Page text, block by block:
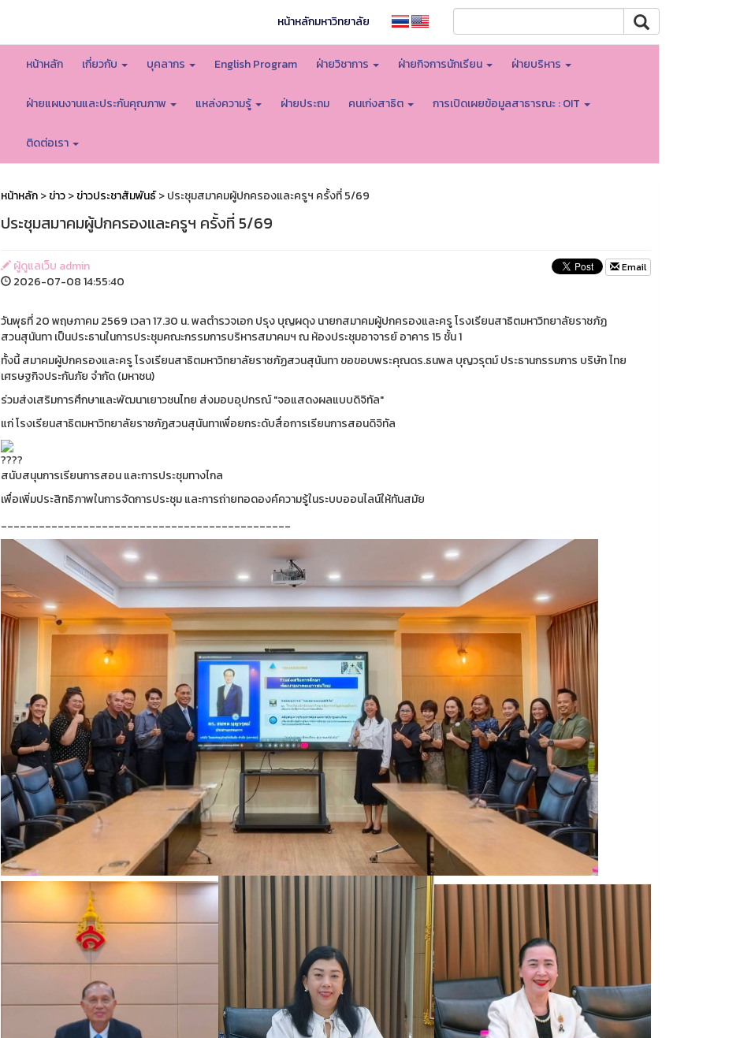
หน้าหลักมหาวิทยาลัย
หน้าหลัก เกี่ยวกับ บุคลากร English Program ฝ่ายวิชาการ ฝ่ายกิจการนักเรียน ฝ่ายบริหาร
ฝ่ายแผนงานและประกันคุณภาพ แหล่งความรู้ ฝ่ายประถม คนเก่งสาธิต การเปิดเผยข้อมูลสาธารณะ : OIT
ติดต่อเรา
หน้าหลัก>ข่าว>ข่าวประชาสัมพันธ์> ประชุมสมาคมผู้ปกครองและครูฯ ครั้งที่ 5/69
ประชุมสมาคมผู้ปกครองและครูฯ ครั้งที่ 5/69
ผู้ดูแลเว็บ admin
2026-07-08 14:55:40
Email
วันพุธที่ 20 พฤษภาคม 2569 เวลา 17.30 น. พลตำรวจเอก ปรุง บุญผดุง นายกสมาคมผู้ปกครองและครู โรงเรียนสาธิตมหาวิทยาลัยราชภัฏ
สวนสุนันทา เป็นประธานในการประชุมคณะกรรมการบริหารสมาคมฯ ณ ห้องประชุมอาจารย์ อาคาร 15 ชั้น 1
ทั้งนี้ สมาคมผู้ปกครองและครู โรงเรียนสาธิตมหาวิทยาลัยราชภัฏสวนสุนันทา ขอขอบพระคุณดร.ธนพล บุญวรุตม์ ประธานกรรมการ บริษัท ไทย
เศรษฐกิจประกันภัย จำกัด (มหาชน)
ร่วมส่งเสริมการศึกษาและพัฒนาเยาวชนไทย ส่งมอบอุปกรณ์ "จอแสดงผลแบบดิจิทัล"
แก่ โรงเรียนสาธิตมหาวิทยาลัยราชภัฏสวนสุนันทาเพื่อยกระดับสื่อการเรียนการสอนดิจิทัล
สนับสนุนการเรียนการสอน และการประชุมทางไกล
เพื่อเพิ่มประสิทธิภาพในการจัดการประชุม และการถ่ายทอดองค์ความรู้ในระบบออนไลน์ให้ทันสมัย
______________________________________________